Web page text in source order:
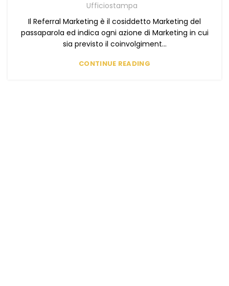
Ufficiostampa
Il Referral Marketing è il cosiddetto Marketing del
passaparola ed indica ogni azione di Marketing in cui
sia previsto il coinvolgiment...
CONTINUE READING